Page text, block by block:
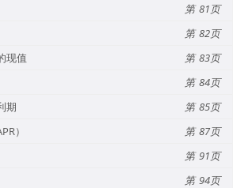
81
82
现值
83
84
期
85
）
87
91
94